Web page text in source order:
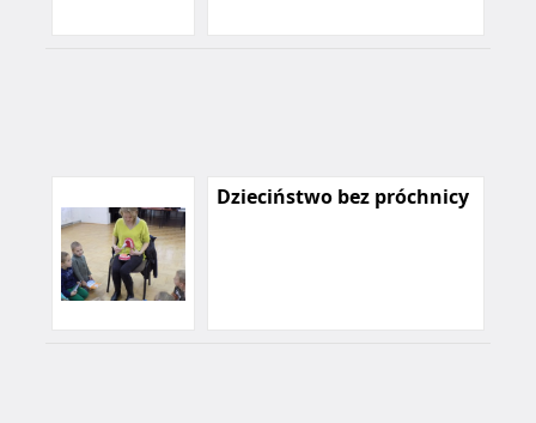
Dzieciństwo bez próchnicy